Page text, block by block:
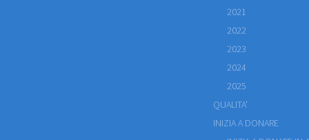
2021
2022
2023
2024
2025
QUALITA'
INIZIA A DONARE